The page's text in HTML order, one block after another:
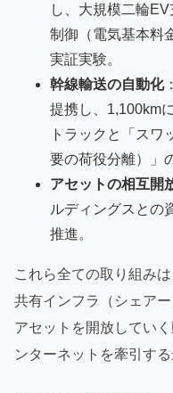
し、大規模二輪
制御（電気基本料
実証実験。
幹線輸送の自動化
提携し、1,100km
トラックと「スワ
要の荷役分離）」
アセットの相互開
ルディングスとの
推進。
これら全ての取り組み
共有インフラ（シェア
アセットを開放してい
ンターネットを牽引す